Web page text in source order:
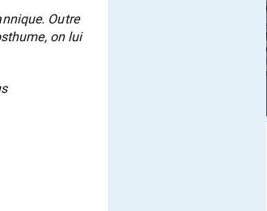
Outre
on lui